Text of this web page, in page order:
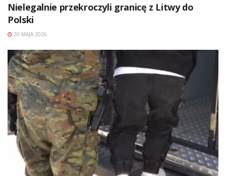
Nielegalnie przekroczyli granicę z Litwy do
Polski
20 MAJA 2026